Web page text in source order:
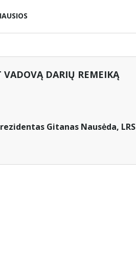
DARIŲ REMEIKĄ
Gitanas Nausėda, LRS